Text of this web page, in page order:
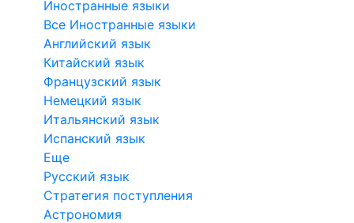
Иностранные языки
Все Иностранные языки
Английский язык
Китайский язык
Французский язык
Немецкий язык
Итальянский язык
Испанский язык
Еще
Русский язык
Стратегия поступления
Астрономия